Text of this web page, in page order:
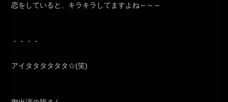
恋をしていると、キラキラしてますよね～～～
・・・・
アイタタタタタタ☆(笑)